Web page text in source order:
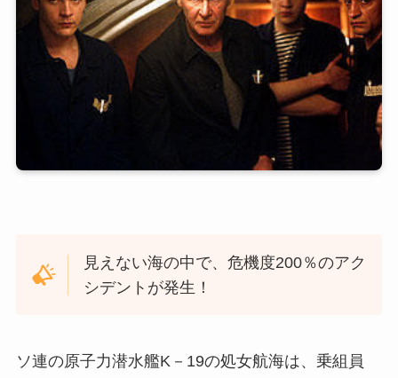
見えない海の中で、危機度200％のアク
シデントが発生！
ソ連の原子力潜水艦K－19の処女航海は、乗組員